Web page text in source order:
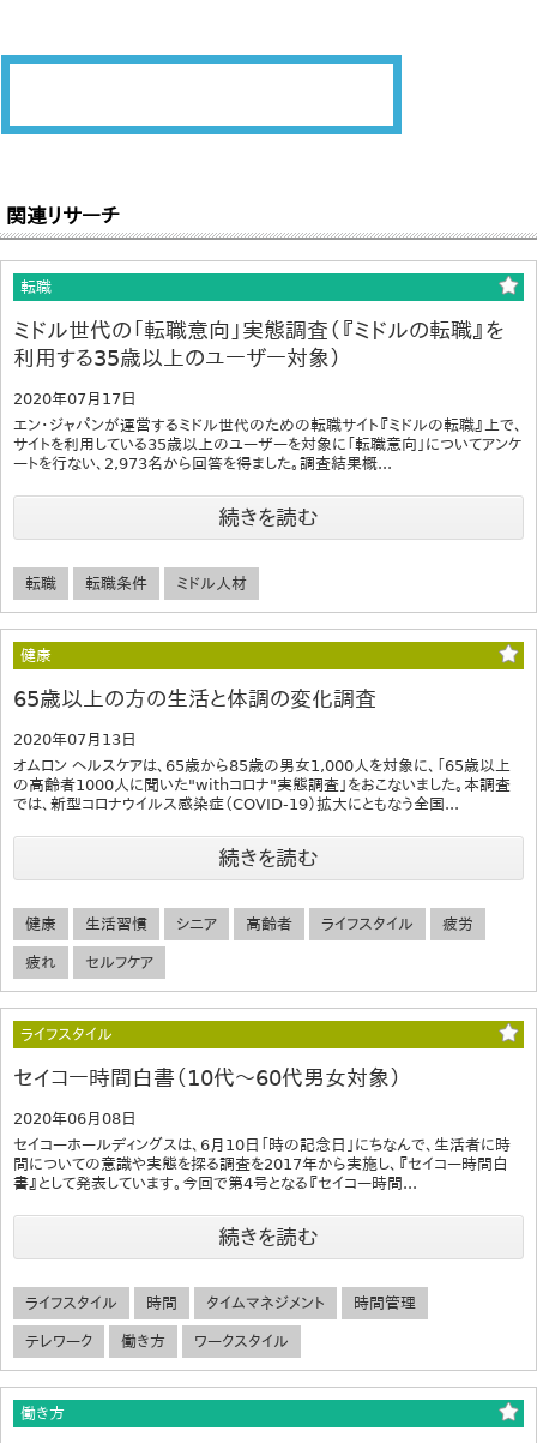
関連リサーチ
転職
ミドル世代の「転職意向」実態調査（『ミドルの転職』を
利用する35歳以上のユーザー対象）
2020年07月17日
エン・ジャパンが運営するミドル世代のための転職サイト『ミドルの転職』上で、
サイトを利用している35歳以上のユーザーを対象に「転職意向」についてアンケ
ートを行ない、2,973名から回答を得ました。調査結果概...
続きを読む
転職 転職条件 ミドル人材
健康
65歳以上の方の生活と体調の変化調査
2020年07月13日
オムロン ヘルスケアは、65歳から85歳の男女1,000人を対象に、「65歳以上
の高齢者1000人に聞いた"withコロナ"実態調査」をおこないました。本調査
では、新型コロナウイルス感染症（COVID-19）拡大にともなう全国...
続きを読む
健康 生活習慣 シニア 高齢者 ライフスタイル 疲労
疲れ セルフケア
ライフスタイル
セイコー時間白書（10代～60代男女対象）
2020年06月08日
セイコーホールディングスは、6月10日「時の記念日」にちなんで、生活者に時
間についての意識や実態を探る調査を2017年から実施し、『セイコー時間白
書』として発表しています。今回で第4号となる『セイコー時間...
続きを読む
ライフスタイル 時間 タイムマネジメント 時間管理
テレワーク 働き方 ワークスタイル
働き方